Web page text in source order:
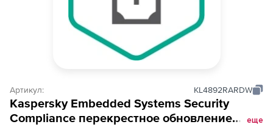
Артикул: KL4892RARDW
Kaspersky Embedded Systems Security
Compliance перекрестное обновление
еще